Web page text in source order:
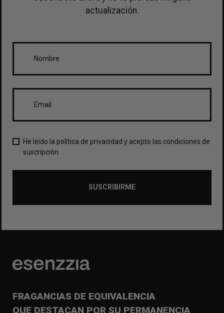
actualización.
He leído la política de privacidad y acepto las condiciones de
suscripción.
SUSCRIBIRME
FRAGANCIAS DE EQUIVALENCIA
QUE DESTACAN POR SU PERMANENCIA